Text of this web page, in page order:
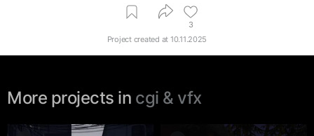
3
Project created at 10.11.2025
More projects in cgi & vfx